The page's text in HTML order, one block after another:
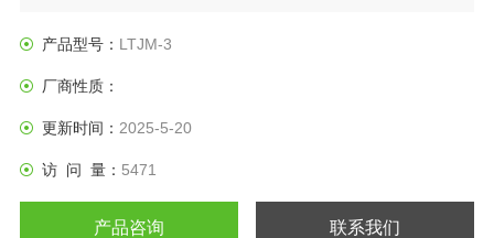
产品型号： LTJM-3
厂商性质：
更新时间： 2025-5-20
访 问 量： 5471
产品咨询 联系我们